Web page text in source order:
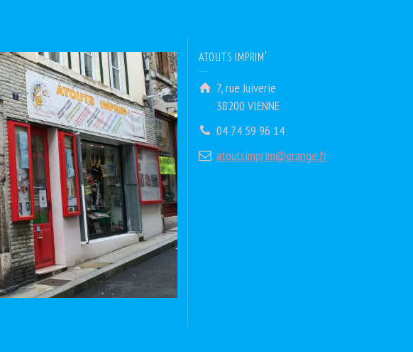
ATOUTS IMPRIM’
7, rue Juiverie
38200 VIENNE
04 74 59 96 14
atoutsimprim@orange.fr